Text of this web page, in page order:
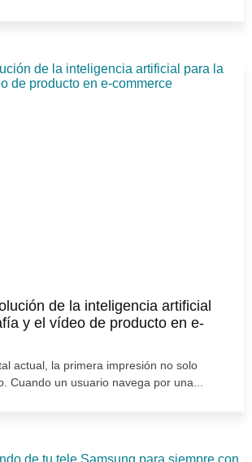
de la inteligencia artificial
y el vídeo de producto en e-
actual, la primera impresión no solo
Cuando un usuario navega por una...